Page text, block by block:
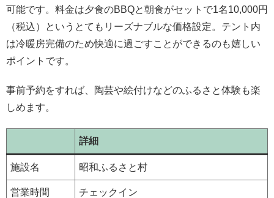
可能です。料金は夕食のBBQと朝食がセットで1名10,000円
（税込）というとてもリーズナブルな価格設定。テント内
は冷暖房完備のため快適に過ごすことができるのも嬉しい
ポイントです。
事前予約をすれば、陶芸や絵付けなどのふるさと体験も楽
しめます。
詳細
施設名 昭和ふるさと村
営業時間
チェックイン